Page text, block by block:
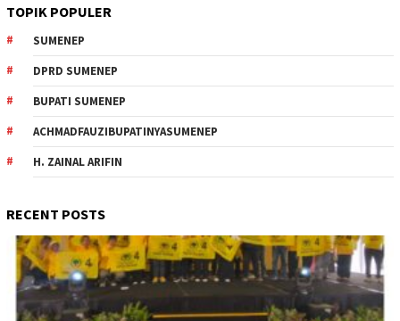
TOPIK POPULER
SUMENEP
DPRD SUMENEP
BUPATI SUMENEP
ACHMADFAUZIBUPATINYASUMENEP
H. ZAINAL ARIFIN
RECENT POSTS